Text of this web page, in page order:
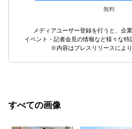
無料
メディアユーザー登録を行うと、企
イベント・記者会見の情報など様々な特
※内容はプレスリリースにより
すべての画像